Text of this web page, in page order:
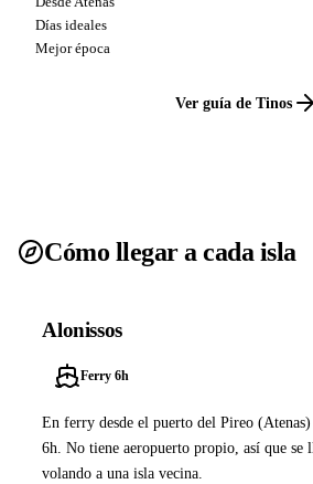
Días ideales
Mejor época
Ver guía de Tinos
Cómo llegar a cada isla
Alonissos
Ferry 6h
En ferry desde el puerto del Pireo
6h. No tiene aeropuerto propio, así que se
volando a una isla vecina.